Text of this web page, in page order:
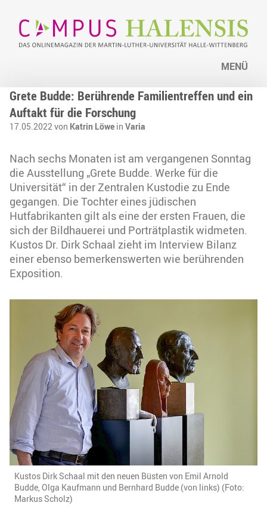
MENÜ
Grete Budde: Berührende Familientreffen und ein
Auftakt für die Forschung
17.05.2022 von Katrin Löwe in Varia
Nach sechs Monaten ist am vergangenen Sonntag
die Ausstellung „Grete Budde. Werke für die
Universität“ in der Zentralen Kustodie zu Ende
gegangen. Die Tochter eines jüdischen
Hutfabrikanten gilt als eine der ersten Frauen, die
sich der Bildhauerei und Porträtplastik widmeten.
Kustos Dr. Dirk Schaal zieht im Interview Bilanz
einer ebenso bemerkenswerten wie berührenden
Exposition.
Kustos Dirk Schaal mit den neuen Büsten von Emil Arnold
Budde, Olga Kaufmann und Bernhard Budde (von links) (Foto:
Markus Scholz)